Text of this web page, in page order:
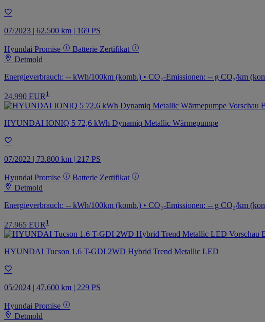
07/2023 | 62.500 km | 169 PS
Hyundai Promise
Batterie Zertifikat
Detmold
Energieverbrauch: -- kWh/100km (komb.) • CO₂-Emissionen: -- g CO₂/km
24.990 EUR 1
HYUNDAI IONIQ 5 72,6 kWh Dynamiq Metallic Wärmepumpe
07/2022 | 73.800 km | 217 PS
Hyundai Promise
Batterie Zertifikat
Detmold
Energieverbrauch: -- kWh/100km (komb.) • CO₂-Emissionen: -- g CO₂/km
27.965 EUR 1
HYUNDAI Tucson 1.6 T-GDI 2WD Hybrid Trend Metallic LED
05/2024 | 47.600 km | 229 PS
Hyundai Promise
Detmold